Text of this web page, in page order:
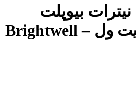
بیوپلت
کاتالیست برایت ول – Brightwell